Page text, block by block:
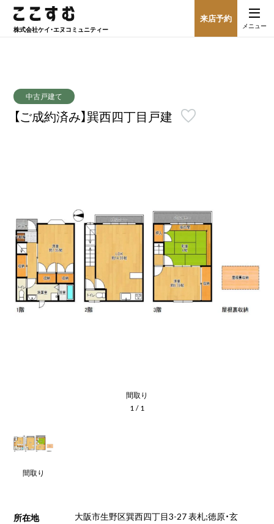
株式会社ケイ・エヌコミュニティー
来店予約
メニュー
中古戸建て
【ご成約済み】巽西四丁目戸建
間取り
1/1
間取り
所在地 大阪市生野区巽西四丁目3-27 表札;徳原・玄